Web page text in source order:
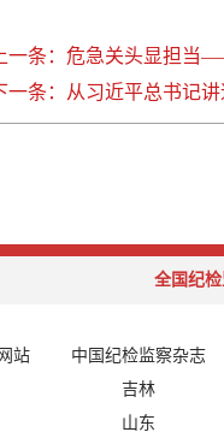
上一条：危急关头显担当
一条：从习近平总书记
全国纪
站 中国纪检监察杂志
吉林
山东